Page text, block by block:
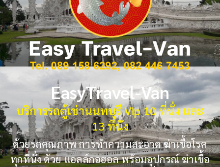
EasyTravel-Van
บริการรถตู้เช่านนทบุรี Vip 10 ที่นั่ง และ
13 ที่นั่ง
ด้วยรถคุณภาพ การทำความสะอาด ฆ่าเชื้อโรค
ทุกที่นั่ง ด้วย แอลล์กอฮอล พร้อมอุปกรณ์ ฆ่าเชื้อ